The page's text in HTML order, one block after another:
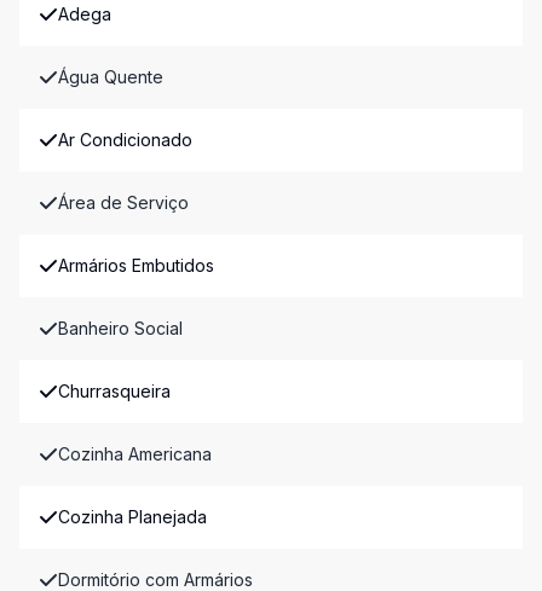
Adega
Água Quente
Ar Condicionado
Área de Serviço
Armários Embutidos
Banheiro Social
Churrasqueira
Cozinha Americana
Cozinha Planejada
Dormitório com Armários